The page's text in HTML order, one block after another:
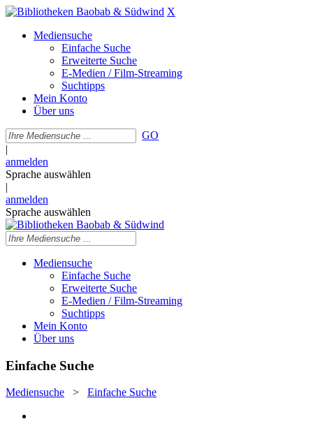
X
Mediensuche
Einfache Suche
Erweiterte Suche
E-Medien / Film-Streaming
Suchtipps
Mein Konto
Über uns
GO
|
anmelden
Sprache auswählen
|
anmelden
Sprache auswählen
Mediensuche
Einfache Suche
Erweiterte Suche
E-Medien / Film-Streaming
Suchtipps
Mein Konto
Über uns
Einfache Suche
Mediensuche > Einfache Suche